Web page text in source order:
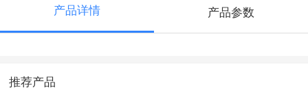
产品详情 产品参数
推荐产品